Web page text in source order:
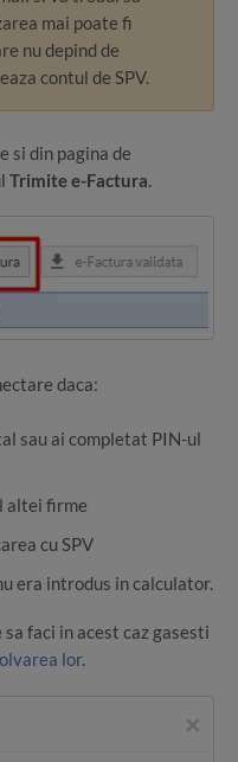
mai poate fi
nu depind de
contul de SPV.
si din pagina de
Trimite e-Factura.
daca:
sau ai completat PIN-ul
altei firme
cu SPV
era introdus in calculator.
faci in acest caz gasesti
lor.